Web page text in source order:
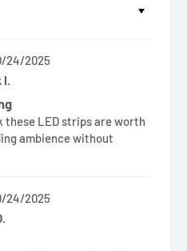
24/2025
I.
LED strips are worth
ambience without
24/2025